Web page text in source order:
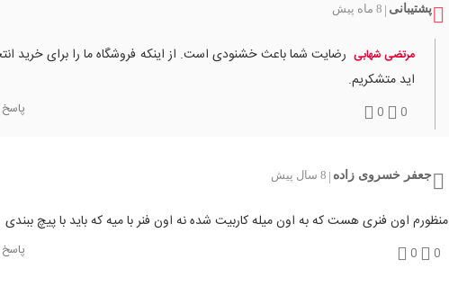
پشتیبانی | 8 ماه پیش
مرتضی شهابی رضایت شما باعث خشنودی است. از اینکه فروشگاه ما را برای خرید
اید متشکریم.
0
0 پاسخ
جعفر خسروی زاده | 8 سال پیش
منظورم اون فنری هست که به اون میله کاربیت شده نه اون فنر با میه که باید با پیچ ببندی
0
0 پاسخ